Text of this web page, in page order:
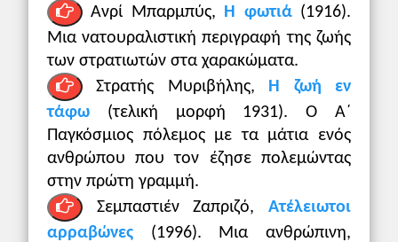
Ανρί Μπαρμπύς, Η φωτιά(1916).
Μια νατουραλιστική περιγραφή της ζωής
των στρατιωτών στα χαρακώματα.
Στρατής Μυριβήλης, Η ζωή εν
τάφω (τελική μορφή 1931). Ο Α΄
Παγκόσμιος πόλεμος με τα μάτια ενός
ανθρώπου που τον έζησε πολεμώντας
στην πρώτη γραμμή.
Σεμπαστιέν Ζαπριζό, Ατέλειωτοι
αρραβώνες (1996). Μια ανθρώπινη,